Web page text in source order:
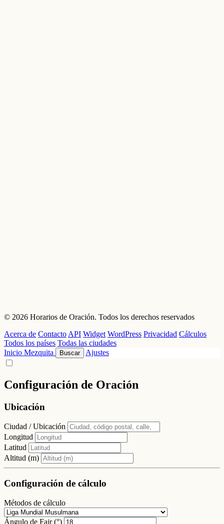
© 2026 Horarios de Oración. Todos los derechos reservados
Acerca de Contacto API Widget WordPress Privacidad Cálculos
Todos los países Todas las ciudades
Inicio Mezquita Buscar Ajustes
Configuración de Oración
Ubicación
Ciudad / Ubicación
Longitud
Latitud
Altitud (m)
Configuración de cálculo
Métodos de cálculo
Ángulo de Fajr (°)